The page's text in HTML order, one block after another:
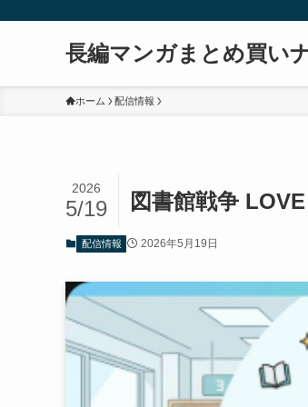
長編マンガまとめ買い
ホーム 配信情報
図書館戦争
2026
5/19
配信情報 2026年5月19日